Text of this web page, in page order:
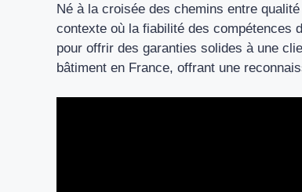
Né à la croisée des chemins entre
contexte où la fiabilité des compétences
pour offrir des garanties solides à une
bâtiment en France, offrant une